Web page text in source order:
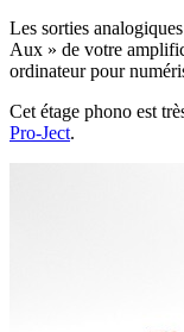
Les sorties
Aux » de votre
ordinateur pour
Cet étage phono est
Pro-Ject.